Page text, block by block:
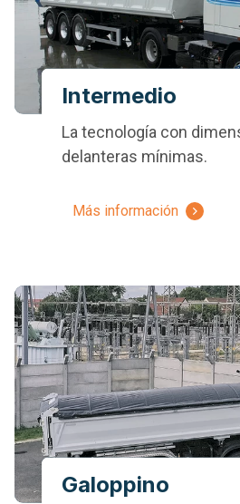
Intermedio
La tecnología con
delanteras mínimas.
Más información
Galoppino